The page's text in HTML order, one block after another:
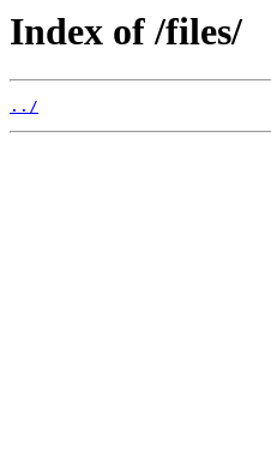
Index of /files/
../